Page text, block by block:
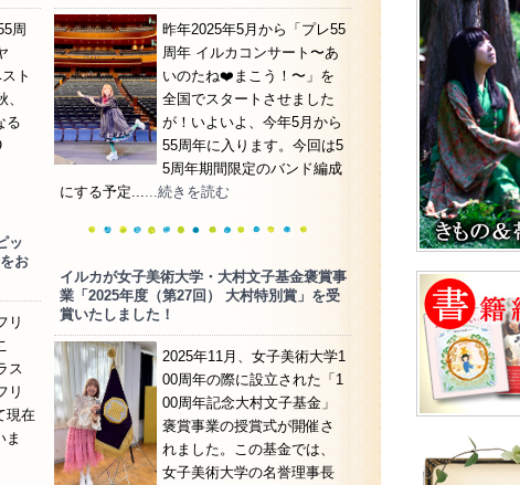
周
ト
る
ッ
お
リ
ス
リ
現在
ま
昨年2025年5月から「プレ55
周年 イルカコンサート〜あ
いのたね❤️まこう！〜」を
全国でスタートさせました
が！いよいよ、今年5月から
55周年に入ります。今回は5
5周年期間限定のバンド編成
にする予定...
...続きを読む
イルカが女子美術大学・大村文子基金褒賞事
業「2025年度（第27回） 大村特別賞」を受
賞いたしました！
2025年11月、女子美術大学1
00周年の際に設立された「1
00周年記念大村文子基金」
褒賞事業の授賞式が開催さ
れました。この基金では、
女子美術大学の名誉理事長